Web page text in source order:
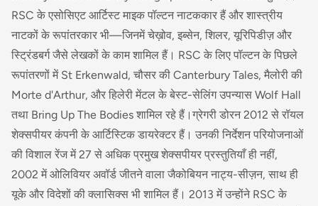
RSC के एसोसिएट आर्टिस्ट माइक पॉल्टन नाटककार हैं और शास्त्रीय
नाटकों के रूपांतरकार भी—जिनमें चेख़ोव, इब्सेन, शिलर, यूरिपिडीज़ और
स्ट्रिंडबर्ग जैसे लेखकों के काम शामिल हैं। RSC के लिए पॉल्टन के पिछले
रूपांतरणों में St Erkenwald, चौसर की Canterbury Tales, मैलोरी की
Morte d'Arthur, और हिलेरी मेंटल के बेस्ट-सेलिंग उपन्यास Wolf Hall
तथा Bring Up The Bodies शामिल रहे हैं।ग्रेगरी डोरन 2012 से रॉयल
शेक्सपीयर कंपनी के आर्टिस्टिक डायरेक्टर हैं। उनकी निर्देशन परियोजनाओं
की विशाल रेंज में 27 से अधिक प्रमुख शेक्सपीयर प्रस्तुतियाँ ही नहीं,
2002 में ओलिवियर अवॉर्ड जीतने वाला जैकोबियन नाट्य-सीज़न, साथ ही
यूके और विदेशों की क्लासिक्स भी शामिल हैं। 2013 में उन्होंने RSC के